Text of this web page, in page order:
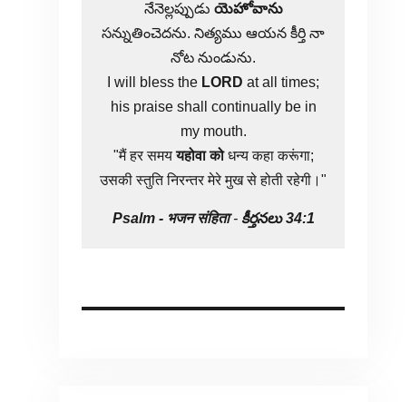
నేనెల్లప్పుడు యెహోవాను
సన్నుతించెదను. నిత్యము ఆయన కీర్తి నా
నోట నుండును.
I will bless the LORD at all times;
his praise shall continually be in
my mouth.
"मैं हर समययहोवा कोधन्य कहा करूंगा;
उसकी स्तुति निरन्तर मेरे मुख से होती रहेगी।"
Psalm - भजन संहिता- కీర్తనలు 34:1